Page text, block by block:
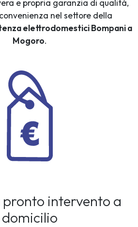
e propria garanzia di qualità,
nel settore della
elettrodomestici Bompani a
Mogoro.
pronto intervento a
domicilio